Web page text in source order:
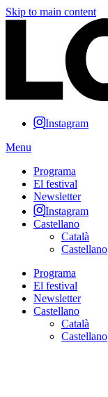
Skip to main content
Instagram
Menu
Programa
El festival
Newsletter
Instagram
Castellano
Català
Castellano
Programa
El festival
Newsletter
Castellano
Català
Castellano